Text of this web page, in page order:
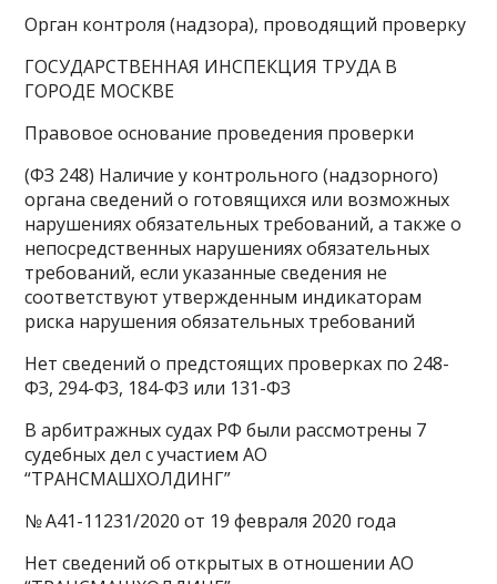
Орган контроля (надзора), проводящий проверку
ГОСУДАРСТВЕННАЯ ИНСПЕКЦИЯ ТРУДА В
ГОРОДЕ МОСКВЕ
Правовое основание проведения проверки
(ФЗ 248) Наличие у контрольного (надзорного)
органа сведений о готовящихся или возможных
нарушениях обязательных требований, а также о
непосредственных нарушениях обязательных
требований, если указанные сведения не
соответствуют утвержденным индикаторам
риска нарушения обязательных требований
Нет сведений о предстоящих проверках по 248-
ФЗ, 294-ФЗ, 184-ФЗ или 131-ФЗ
В арбитражных судах РФ были рассмотрены 7
судебных дел с участием АО
“ТРАНСМАШХОЛДИНГ”
№ А41-11231/2020 от 19 февраля 2020 года
Нет сведений об открытых в отношении АО